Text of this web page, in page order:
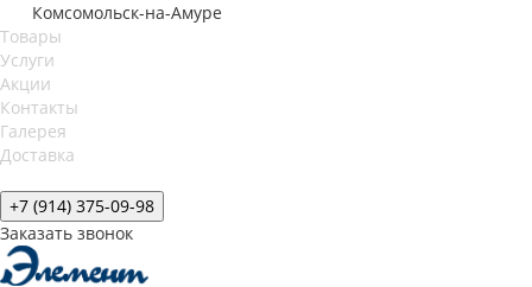
Комсомольск-на-Амуре
Товары
Услуги
Акции
Контакты
Галерея
Доставка
+7 (914) 375-09-98
Заказать звонок